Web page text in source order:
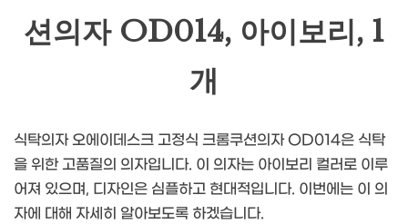
션의자 OD014, 아이보리, 1
개
식탁의자 오에이데스크 고정식 크롬쿠션의자 OD014은 식탁
을 위한 고품질의 의자입니다. 이 의자는 아이보리 컬러로 이루
어져 있으며, 디자인은 심플하고 현대적입니다. 이번에는 이 의
자에 대해 자세히 알아보도록 하겠습니다.